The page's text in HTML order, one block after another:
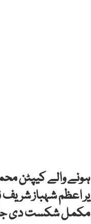
والے کیپٹن
اعظم شہباز
مکمل شکست دی